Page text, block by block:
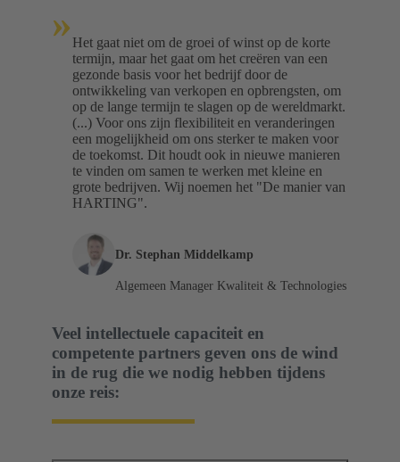
» Het gaat niet om de groei of winst op de korte
termijn, maar het gaat om het creëren van een
gezonde basis voor het bedrijf door de
ontwikkeling van verkopen en opbrengsten, om
op de lange termijn te slagen op de wereldmarkt.
(...) Voor ons zijn flexibiliteit en veranderingen
een mogelijkheid om ons sterker te maken voor
de toekomst. Dit houdt ook in nieuwe manieren
te vinden om samen te werken met kleine en
grote bedrijven. Wij noemen het "De manier van
HARTING".
Dr. Stephan Middelkamp
Algemeen Manager Kwaliteit & Technologies
Veel intellectuele capaciteit en
competente partners geven ons de wind
in de rug die we nodig hebben tijdens
onze reis: